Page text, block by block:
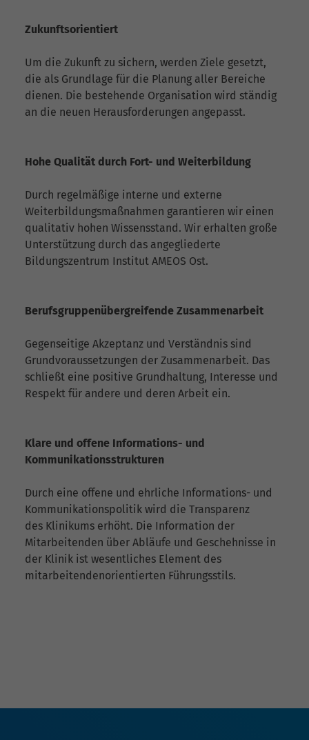
Zukunftsorientiert
Um die Zukunft zu sichern, werden Ziele gesetzt,
die als Grundlage für die Planung aller Bereiche
dienen. Die bestehende Organisation wird ständig
an die neuen Herausforderungen angepasst.
Hohe Qualität durch Fort- und Weiterbildung
Durch regelmäßige interne und externe
Weiterbildungsmaßnahmen garantieren wir einen
qualitativ hohen Wissensstand. Wir erhalten große
Unterstützung durch das angegliederte
Bildungszentrum Institut AMEOS Ost.
Berufsgruppenübergreifende Zusammenarbeit
Gegenseitige Akzeptanz und Verständnis sind
Grundvoraussetzungen der Zusammenarbeit. Das
schließt eine positive Grundhaltung, Interesse und
Respekt für andere und deren Arbeit ein.
Klare und offene Informations- und
Kommunikationsstrukturen
Durch eine offene und ehrliche Informations- und
Kommunikationspolitik wird die Transparenz
des Klinikums erhöht. Die Information der
Mitarbeitenden über Abläufe und Geschehnisse in
der Klinik ist wesentliches Element des
mitarbeitendenorientierten Führungsstils.